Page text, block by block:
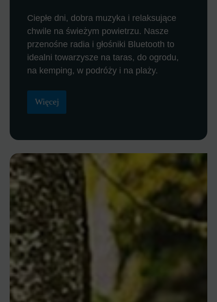
Ciepłe dni, dobra muzyka i relaksujące
chwile na świeżym powietrzu. Nasze
przenośne radia i głośniki Bluetooth to
idealni towarzysze na taras, do ogrodu,
na kemping, w podróży i na plaży.
Więcej